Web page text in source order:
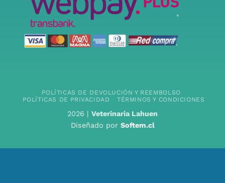
POLÍTICAS DE DEVOLUCIÓN Y REEMBOLSO
POLÍTICAS DE PRIVACIDAD
TÉRMINOS Y CONDICIONES
2026 | Veterinaria Lahuen
Diseñado por Softem.cl